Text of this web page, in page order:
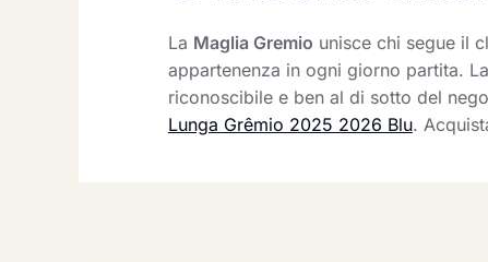
La Maglia Gremio unisce chi segue il
appartenenza in ogni giorno partita.
riconoscibile e ben al di sotto del
Lunga Grêmio 2025 2026 Blu.